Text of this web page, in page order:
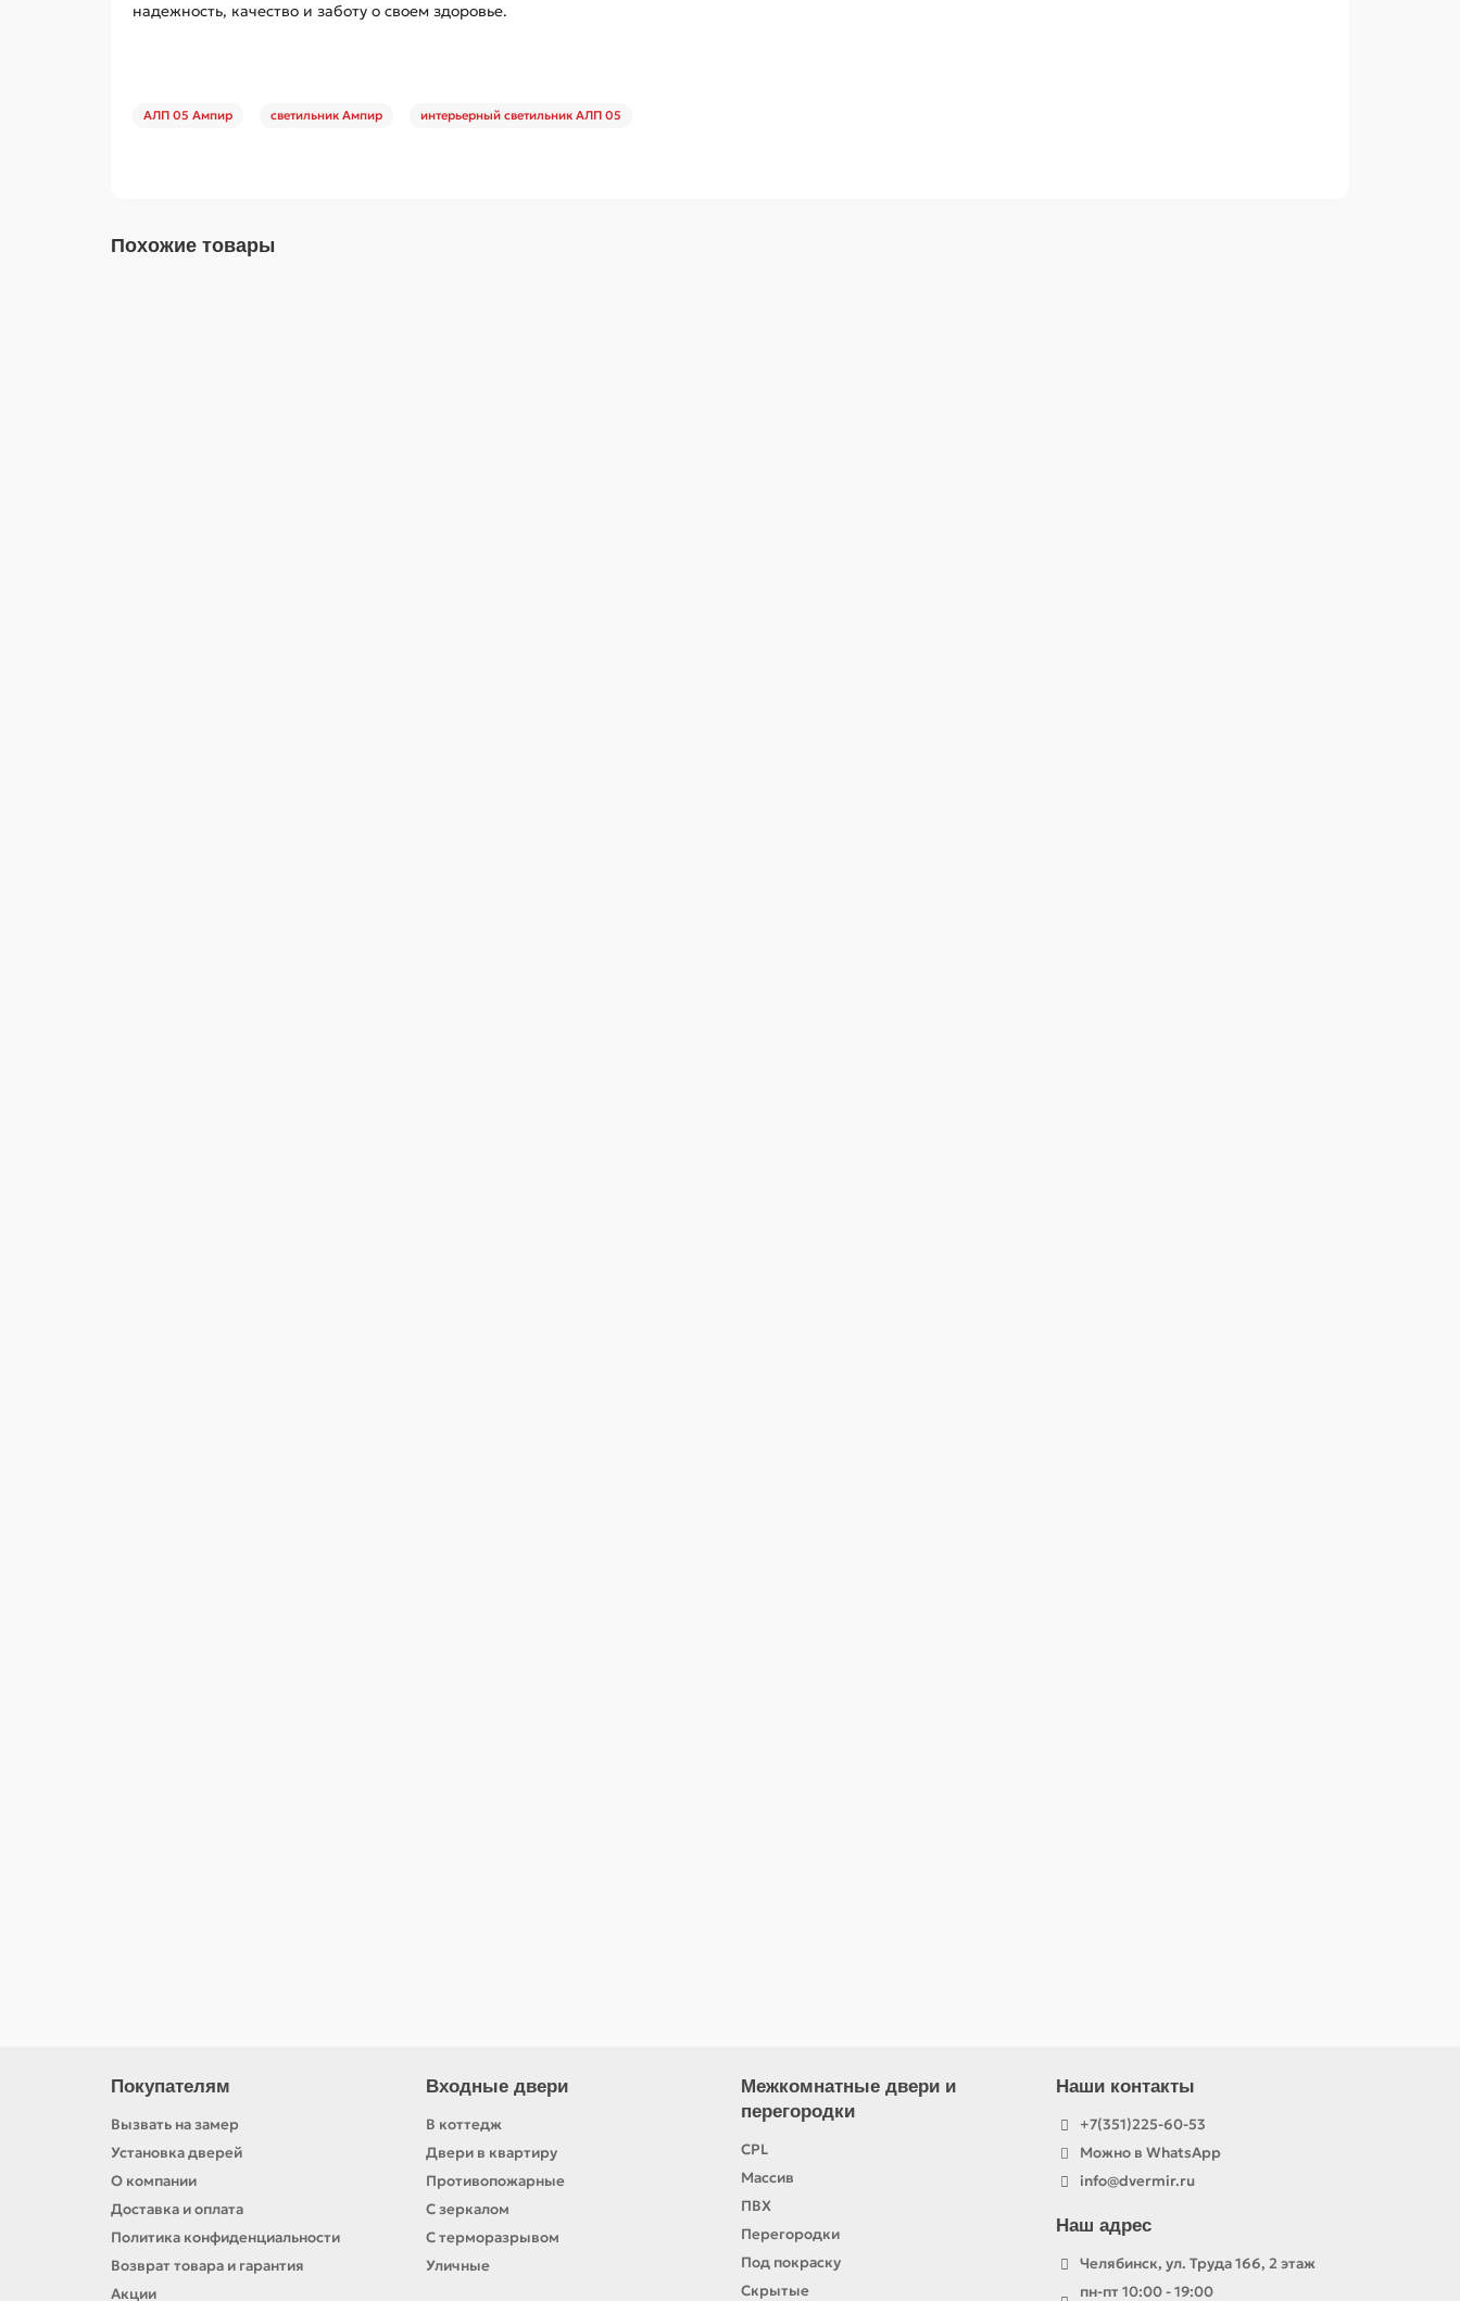
надежность, качество и заботу о своем здоровье.
АЛП 05 Ампир светильник Ампир интерьерный светильник АЛП 05
Похожие товары
Покупателям
Вызвать на замер
Установка дверей
О компании
Доставка и оплата
Политика конфиденциальности
Возврат товара и гарантия
Акции
Входные двери
В коттедж
Двери в квартиру
Противопожарные
С зеркалом
С терморазрывом
Уличные
Межкомнатные двери и
перегородки
CPL
Массив
ПВХ
Перегородки
Под покраску
Скрытые
Наши контакты
+7(351)225-60-53
Можно в WhatsApp
info@dvermir.ru
Наш адрес
Челябинск, ул. Труда 166, 2 этаж
пн-пт 10:00 - 19:00